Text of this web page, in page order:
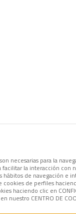
necesarias para la
la interacción con
de navegación e
de perfiles
haciendo clic en
nuestro CENTRO DE